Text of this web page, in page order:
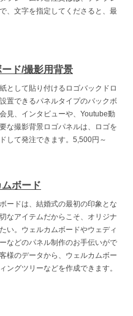
、文字を指定してくださると、最
ド/撮影用背景
として貼り付けるロゴバックドロ
置できるパネルタイプのバックボ
見、インタビューや、Youtube動
な撮影背景ロゴパネルは、ロゴを
して発注できます。5,500円～
ボード
ードは、結婚式の最初の印象とな
なアイテムだからこそ、オリジナ
い。ウェルカムボードやウェディ
などのパネル制作のお手伝いがで
様のデータから、ウェルカムボー
ングツリーなどを作成できます。